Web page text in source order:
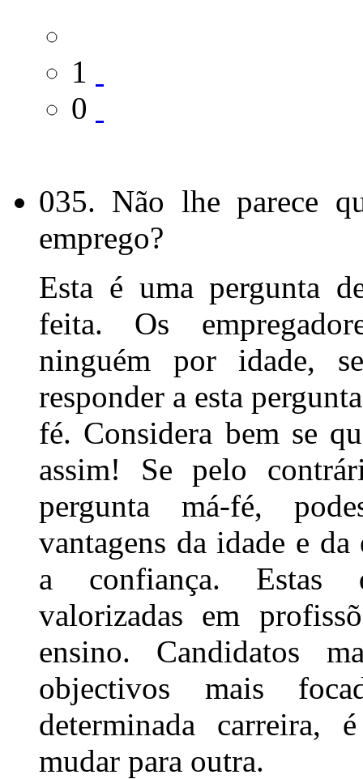
1
0
035. Não lhe parece
emprego?
Esta é uma pergunta
feita. Os
ninguém por idade,
responder a esta
fé. Considera bem se
assim! Se pelo
pergunta má-fé,
vantagens da idade e
a confiança. Estas
valorizadas em
ensino. Candidatos
objectivos mais
determinada carreira,
mudar para outra.